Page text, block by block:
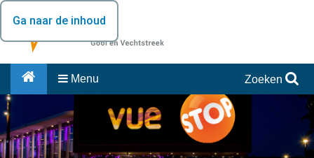
Ga naar de inhoud
Menu Zoeken